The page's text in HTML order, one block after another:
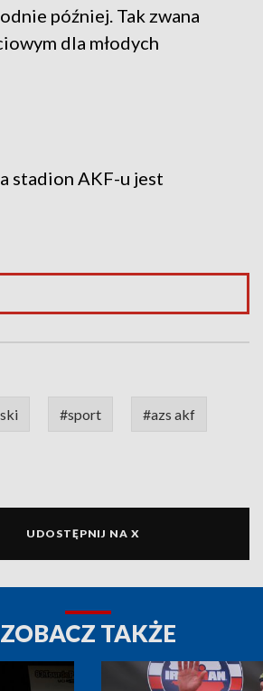
później. Tak zwana
dla młodych
stadion AKF-u jest
#sport #azs akf
UDOSTĘPNIJ NA X
ZOBACZ TAKŻE